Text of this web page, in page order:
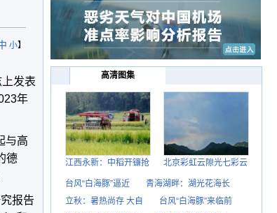
小】
发表
年
与高
德
报告
高清图集
江西永新：中稻开镰抢 北京彩虹云隙光七彩云
台风“白海豚”逼近
青海湖畔：湖光花海长
立秋：暑热尚存 大自
台风“白海豚”来临前